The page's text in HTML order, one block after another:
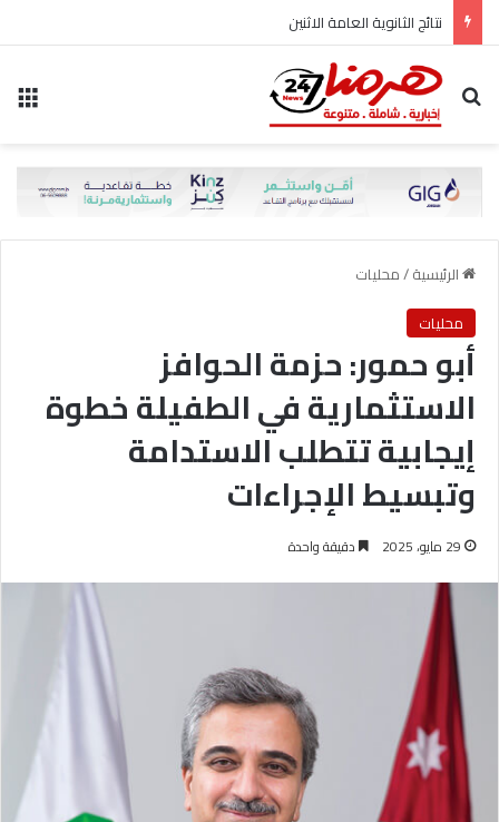
نتائج الثانوية العامة الاثنين
بحث عن
الرئيسية/محليات
محليات
أبو حمور: حزمة الحوافز
الاستثمارية في الطفيلة خطوة
إيجابية تتطلب الاستدامة
وتبسيط الإجراءات
29 مايو، 2025 دقيقة واحدة